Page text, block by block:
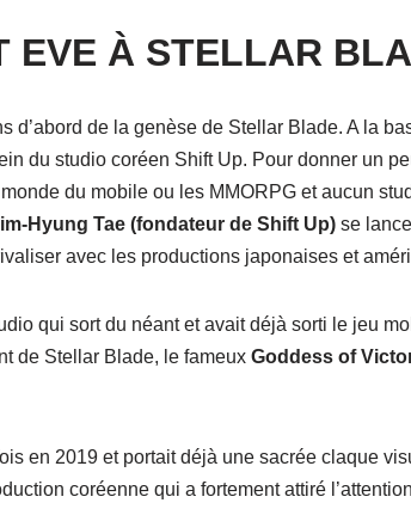
EVE À STELLAR
d’abord de la genèse de Stellar Blade. A la
du studio coréen Shift Up. Pour donner un
du mobile ou les MMORPG et aucun
Hyung Tae (fondateur de Shift Up) se
avec les productions japonaises et
qui sort du néant et avait déjà sorti le jeu
de Stellar Blade, le fameux Goddess of
en 2019 et portait déjà une sacrée claque
coréenne qui a fortement attiré